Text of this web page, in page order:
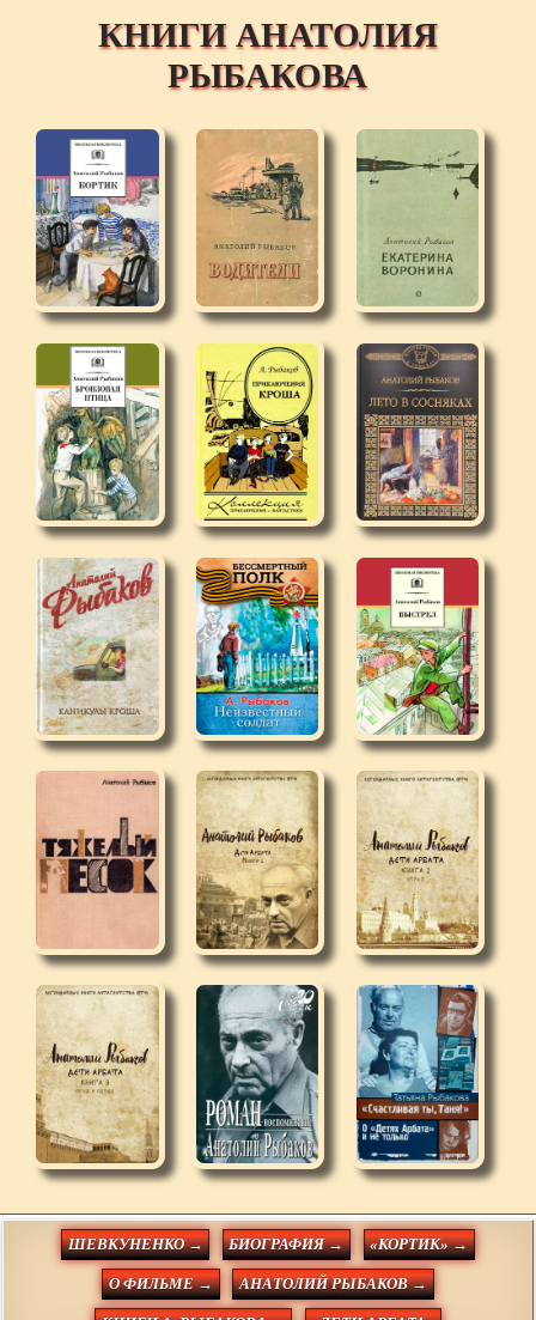
КНИГИ АНАТОЛИЯ
РЫБАКОВА
ШЕВКУНЕНКО → БИОГРАФИЯ → «КОРТИК» →
О ФИЛЬМЕ → АНАТОЛИЙ РЫБАКОВ →